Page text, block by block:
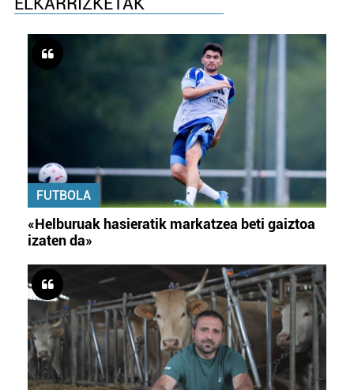
FUTBOLA
«Helburuak hasieratik markatzea beti gaiztoa
izaten da»